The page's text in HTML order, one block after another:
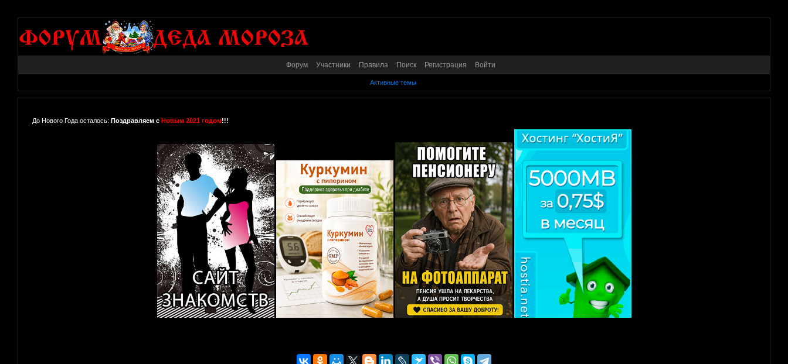
Форум Участники Правила Поиск Регистрация Войти
Активные темы
До Нового Года осталось: Поздравляем с Новым 2021 годом!!!